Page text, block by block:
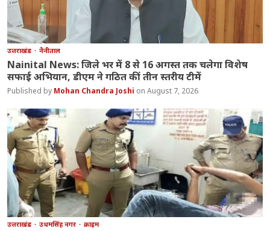
उत्तराखंड नैनीताल
Nainital News: जिले भर में 8 से 16 अगस्त तक चलेगा विशेष
सफाई अभियान, डीएम ने गठित कीं तीन स्तरीय टीमें
Mohan Chandra Joshi August 7, 2026
उत्तराखंड उधमसिंह नगर क्राइम